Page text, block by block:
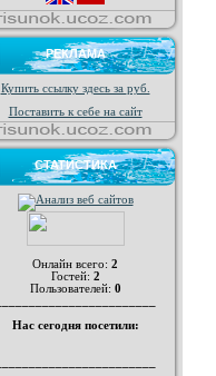
РЕКЛАМА
Купить ссылку здесь за руб.
Поставить к себе на сайт
СТАТИСТИКА
Онлайн всего: 2
Гостей: 2
Пользователей: 0
Нас сегодня посетили: